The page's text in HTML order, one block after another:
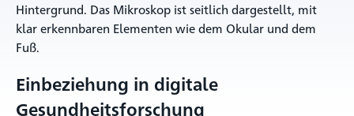
Einbeziehung in digitale
Gesundheitsforschung